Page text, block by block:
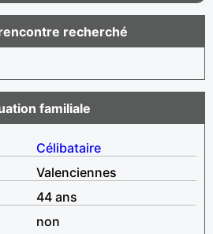
recherché
familiale
Célibataire
Valenciennes
44 ans
non